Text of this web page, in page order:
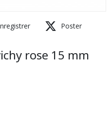
Poster
rose 15 mm